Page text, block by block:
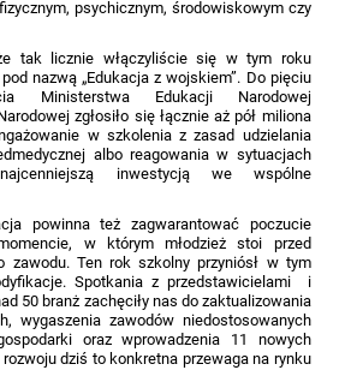
psychicznym, środowiskowym czy
tak licznie włączyliście się w tym roku
nazwą „Edukacja z wojskiem”. Do pięciu
Ministerstwa Edukacji Narodowej
zgłosiło się łącznie aż pół miliona
w szkolenia z zasad udzielania
albo reagowania w sytuacjach
inwestycją we wspólne
powinna też zagwarantować poczucie
w którym młodzież stoi przed
zawodu. Ten rok szkolny przyniósł w tym
Spotkania z przedstawicielami i
50 branż zachęciły nas do zaktualizowania
wygaszenia zawodów niedostosowanych
oraz wprowadzenia 11 nowych
dziś to konkretna przewaga na rynku